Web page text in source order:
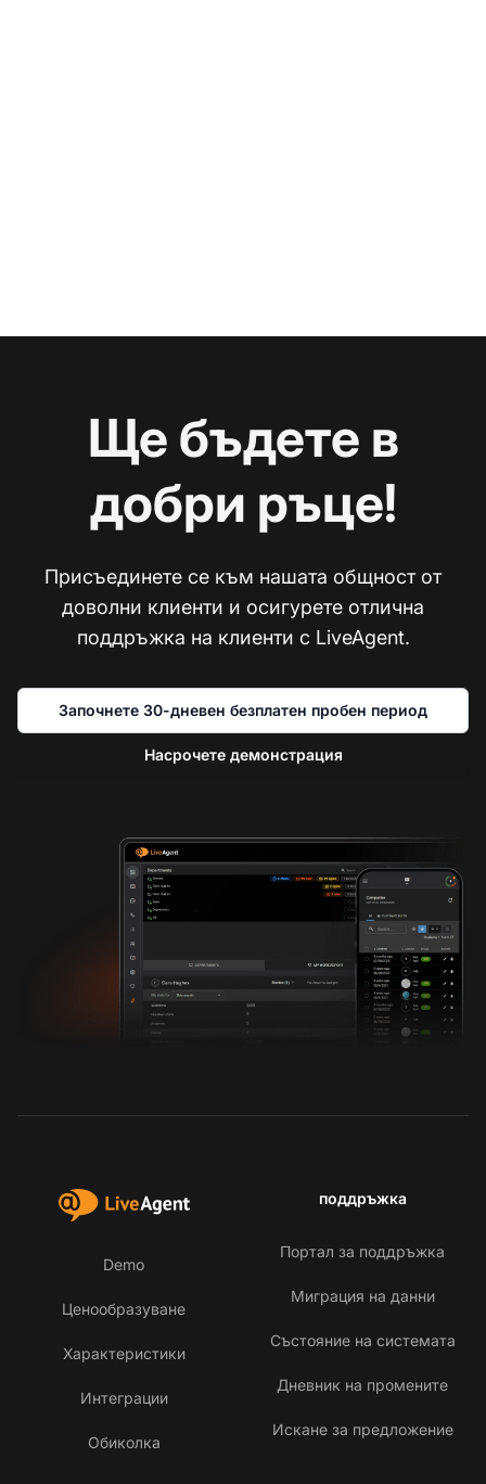
Ще бъдете в
добри ръце!
Присъединете се към нашата общност от
доволни клиенти и осигурете отлична
поддръжка на клиенти с LiveAgent.
Започнете 30-дневен безплатен пробен период
Насрочете демонстрация
Demo
Ценообразуване
Характеристики
Интеграции
Обиколка
поддръжка
Портал за поддръжка
Миграция на данни
Състояние на системата
Дневник на промените
Искане за предложение